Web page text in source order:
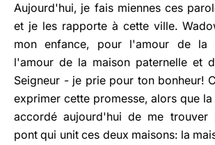
Aujourd'hui, je fais miennes ces
et je les rapporte à cette ville.
mon enfance, pour l'amour de la
l'amour de la maison paternelle et
Seigneur - je prie pour ton bonheur!
exprimer cette promesse, alors que
accordé aujourd'hui de me trouver
pont qui unit ces deux maisons: la